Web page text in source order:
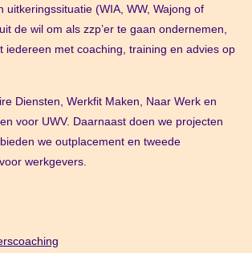
uitkeringssituatie (WIA, WW, Wajong of
de wil om als zzp’er te gaan ondernemen,
iedereen met coaching, training en advies op
Diensten, Werkfit Maken, Naar Werk en
voor UWV. Daarnaast doen we projecten
we outplacement en tweede
werkgevers.